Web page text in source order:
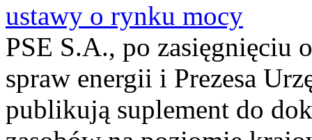
ustawy o rynku mocy
PSE S.A., po zasięgnięciu
spraw energii i Prezesa
publikują suplement do